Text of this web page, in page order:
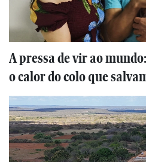
A pressa de vir ao
o calor do colo que